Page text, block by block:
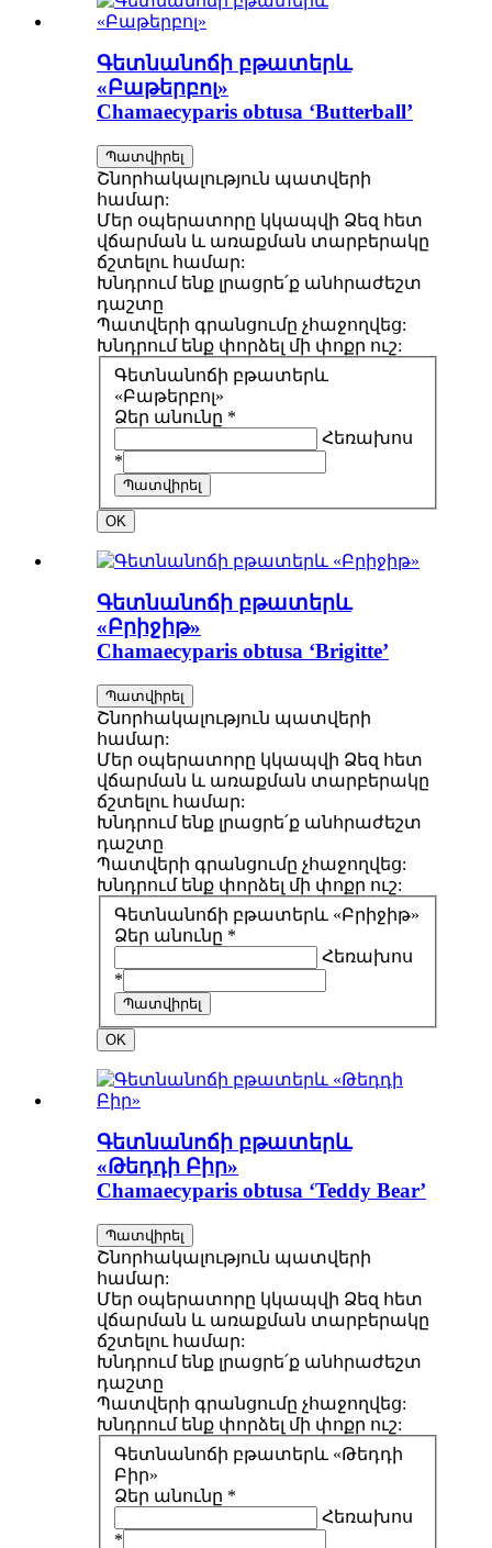
Գետնանոճի բթատերև
«Բաթերբոլ»
Chamaecyparis obtusa ‘Butterball’
Պատվիրել
Շնորհակալություն պատվերի
համար:
Մեր օպերատորը կկապվի Ձեզ հետ
վճարման և առաքման տարբերակը
ճշտելու համար:
Խնդրում ենք լրացրե՛ք անհրաժեշտ
դաշտը
Պատվերի գրանցումը չհաջողվեց:
Խնդրում ենք փորձել մի փոքր ուշ:
Գետնանոճի բթատերև
«Բաթերբոլ»
Ձեր անունը *
Հեռախոս
*
Պատվիրել
OK
Գետնանոճի բթատերև
«Բրիջիթ»
Chamaecyparis obtusa ‘Brigitte’
Պատվիրել
Շնորհակալություն պատվերի
համար:
Մեր օպերատորը կկապվի Ձեզ հետ
վճարման և առաքման տարբերակը
ճշտելու համար:
Խնդրում ենք լրացրե՛ք անհրաժեշտ
դաշտը
Պատվերի գրանցումը չհաջողվեց:
Խնդրում ենք փորձել մի փոքր ուշ:
Գետնանոճի բթատերև «Բրիջիթ»
Ձեր անունը *
Հեռախոս
*
Պատվիրել
OK
Գետնանոճի բթատերև
«Թեդդի Բիր»
Chamaecyparis obtusa ‘Teddy Bear’
Պատվիրել
Շնորհակալություն պատվերի
համար:
Մեր օպերատորը կկապվի Ձեզ հետ
վճարման և առաքման տարբերակը
ճշտելու համար:
Խնդրում ենք լրացրե՛ք անհրաժեշտ
դաշտը
Պատվերի գրանցումը չհաջողվեց:
Խնդրում ենք փորձել մի փոքր ուշ:
Գետնանոճի բթատերև «Թեդդի
Բիր»
Ձեր անունը *
Հեռախոս
*